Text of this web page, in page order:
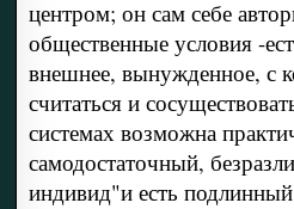
центром; он сам себе
общественные условия -
внешнее, вынужденное, с
считаться и
системах возможна
самодостаточный,
индивид"и есть